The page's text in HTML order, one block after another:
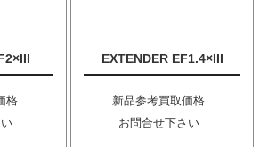
格
EXTENDER EF1.4×III
新品参考買取価格
お問合せ下さい